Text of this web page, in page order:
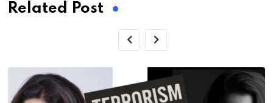
Related Post